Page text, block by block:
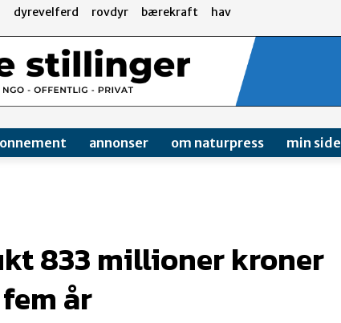
dyrevelferd rovdyr bærekraft hav
annonser om naturpress min side
833 millioner kroner
år